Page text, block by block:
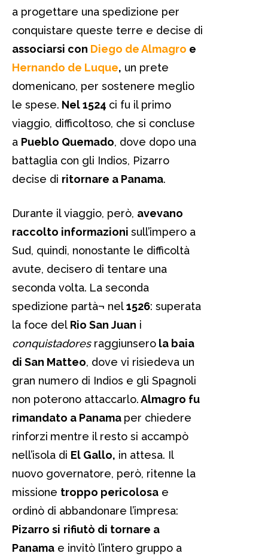
a progettare una spedizione per
conquistare queste terre e decise di
associarsi con Diego de Almagro e
Hernando de Luque, un prete
domenicano, per sostenere meglio
le spese. Nel 1524 ci fu il primo
viaggio, difficoltoso, che si concluse
a Pueblo Quemado, dove dopo una
battaglia con gli Indios, Pizarro
decise di ritornare a Panama.
Durante il viaggio, però, avevano
raccolto informazioni sull’impero a
Sud, quindi, nonostante le difficoltà
avute, decisero di tentare una
seconda volta. La seconda
spedizione partà¬ nel1526: superata
la foce del Rio San Juan i
conquistadoresraggiunsero la baia
di San Matteo, dove vi risiedeva un
gran numero di Indios e gli Spagnoli
non poterono attaccarlo.Almagro fu
rimandato a Panama per chiedere
rinforzi mentre il resto si accampò
nell’isola di El Gallo, in attesa. Il
nuovo governatore, però, ritenne la
missione troppo pericolosa e
ordinò di abbandonare l’impresa:
Pizarro si rifiutò di tornare a
Panama e invitò l’intero gruppo a